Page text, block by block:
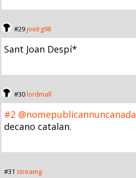
#29joelrg98
Sant Joan Despí*
#30lordmall
#2 @nomepublicannuncanada
decano catalan.
#31 streamg